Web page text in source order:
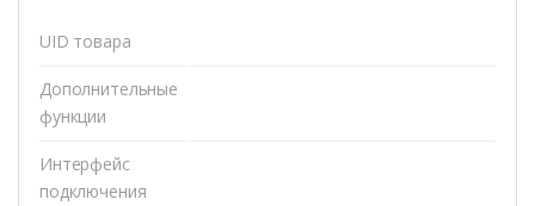
UID товара
Дополнительные
функции
Интерфейс
подключения